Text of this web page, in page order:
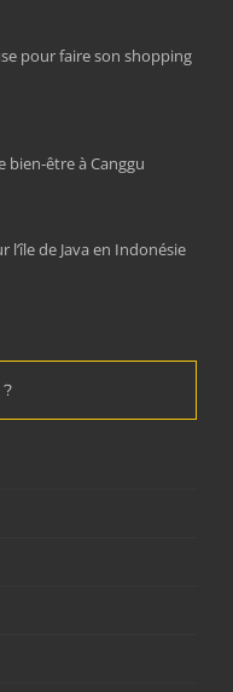
pour faire son shopping
bien-être à Canggu
de Java en Indonésie
?